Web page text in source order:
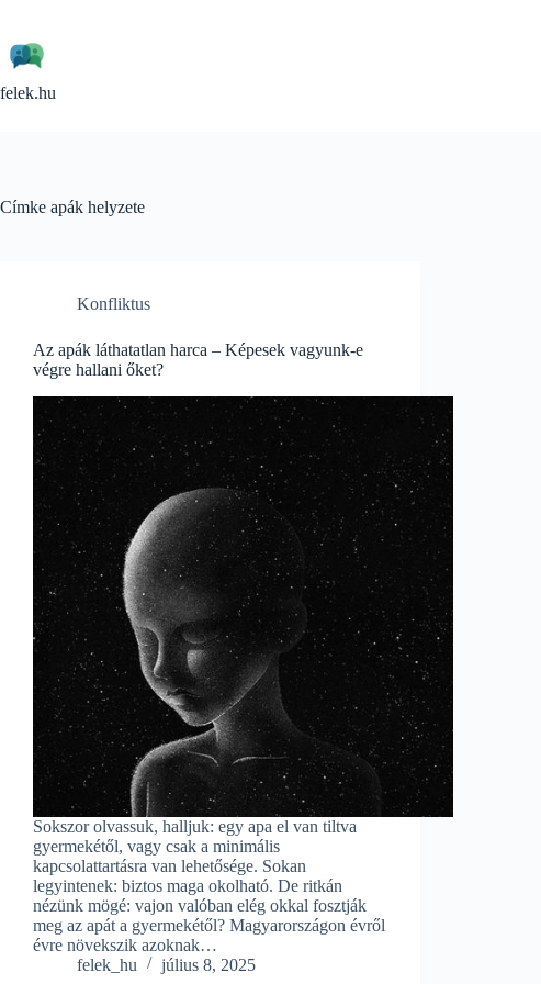
content
felek.hu
Címke apák helyzete
Konfliktus
Az apák láthatatlan harca – Képesek vagyunk-e
végre hallani őket?
Sokszor olvassuk, halljuk: egy apa el van tiltva
gyermekétől, vagy csak a minimális
kapcsolattartásra van lehetősége. Sokan
legyintenek: biztos maga okolható. De ritkán
nézünk mögé: vajon valóban elég okkal fosztják
meg az apát a gyermekétől? Magyarországon évről
évre növekszik azoknak…
felek_hu
július 8, 2025